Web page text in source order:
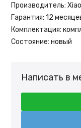
Производитель:
Гарантия: 12
Комплектация:
Состояние: новый
Написать в